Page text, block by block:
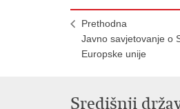
Prethodna
​Javno savjetovanje o
Europske unije
Središnji